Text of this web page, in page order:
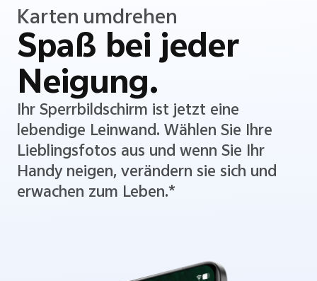
Karten umdrehen
Spaß bei jeder
Neigung.
Ihr Sperrbildschirm ist jetzt eine
lebendige Leinwand. Wählen Sie Ihre
Lieblingsfotos aus und wenn Sie Ihr
Handy neigen, verändern sie sich und
erwachen zum Leben.*